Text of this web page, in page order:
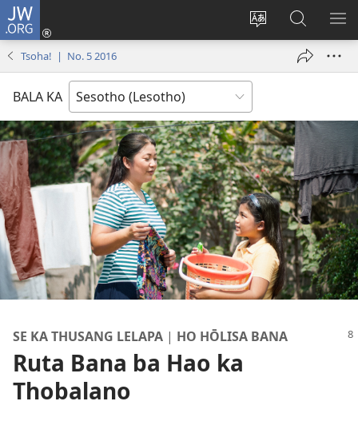
JW.ORG
Fetola
Kena
(opens
Batla
JW.ORG/
Tsoha! | No. 5 2016
BALA KA
SE KA THUSANG LELAPA | HO HŌLISA BANA
Ruta Bana ba Hao ka
Thobalano